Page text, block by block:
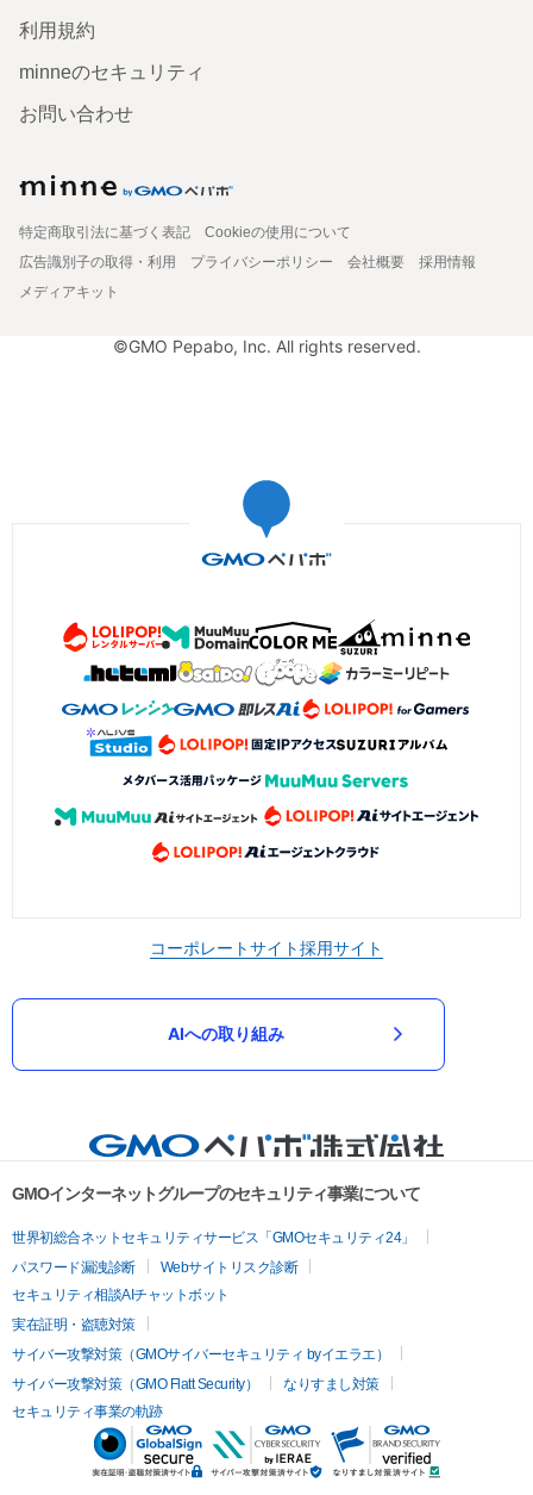
利用規約
minneのセキュリティ
お問い合わせ
特定商取引法に基づく表記
Cookieの使用について
広告識別子の取得・利用
プライバシーポリシー 会社概要
採用情報
メディアキット
©GMO Pepabo, Inc. All rights reserved.
コーポレートサイト採用サイト
AIへの取り組み
GMOインターネットグループのセキュリティ事業について
世界初総合ネットセキュリティサービス「GMOセキュリティ24」
パスワード漏洩診断
Webサイトリスク診断
セキュリティ相談AIチャットボット
実在証明・盗聴対策
サイバー攻撃対策（GMOサイバーセキュリティ byイエラエ）
サイバー攻撃対策（GMO Flatt Security）
なりすまし対策
セキュリティ事業の軌跡